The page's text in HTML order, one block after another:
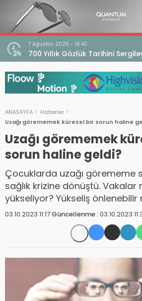
7 Ağustos 2026 - 16:40
700 Yıllık Gözlük Tarihini
dell’Occhiale”
ANASAYFA
Haberler
Uzağı görememek küresel bir sorun haline
Uzağı görememek
sorun haline geldi?
Çocuklarda uzağı görememe
sağlık krizine dönüştü. Vakalar
yükseliyor? Yükseliş önlenebilir
03.10.2023 11:17 Güncellenme :03.10.2023